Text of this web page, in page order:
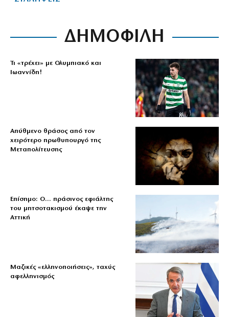
ΔΗΜΟΦΙΛΗ
Τι «τρέχει» με Ολυμπιακό και
Ιωαννίδη!
Απύθμενο θράσος από τον
χειρότερο πρωθυπουργό της
Μεταπολίτευσης
Επίσημο: Ο… πράσινος εφιάλτης
του μητσοτακισμού έκαψε την
Αττική
Μαζικές «ελληνοποιήσεις», ταχύς
αφελληνισμός